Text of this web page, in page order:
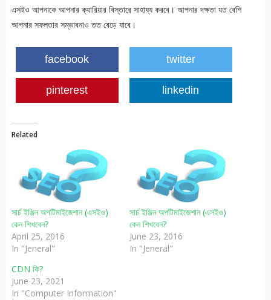
এসইও আপনাকে আপনার ক্যারিয়ার বিস্তারে সাহায্য করবে। আপনার দক্ষতা যত বেশি
আপনার সফলতার সম্ভাবনাও তত বেড়ে যাবে।
facebook twitter
pinterest linkedin
Related
সার্চ ইঞ্জিন অপটিমাইজেশান (এসইও)
কেন শিখবেন?
April 25, 2016
In "Jeneral"
সার্চ ইঞ্জিন অপটিমাইজেশান (এসইও)
কেন শিখবেন?
June 23, 2016
In "Jeneral"
CDN কি?
June 23, 2021
In "Computer Information"